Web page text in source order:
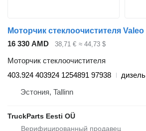
16 330 AMD 38,71 € ≈ 44,73 $
Моторчик стеклоочистителя
403.924 403924 1254891 97938
дизель
Эстония, Tallinn
TruckParts Eesti OÜ